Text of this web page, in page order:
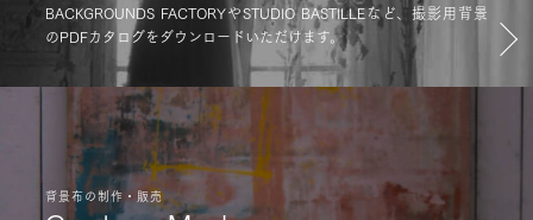
BACKGROUNDS FACTORYやSTUDIO BASTILLEなど、撮影用背景
のPDFカタログをダウンロードいただけます。
背景布の制作・販売